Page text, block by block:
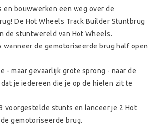
en bouwwerken een weg over de
De Hot Wheels Track Builder Stuntbrug
de stuntwereld van Hot Wheels.
wanneer de gemotoriseerde brug half open
- maar gevaarlijk grote sprong - naar de
je iedereen die je op de hielen zit te
voorgestelde stunts en lanceer je 2 Hot
gemotoriseerde brug.